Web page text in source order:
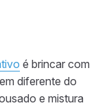
é brincar com
diferente do
e mistura